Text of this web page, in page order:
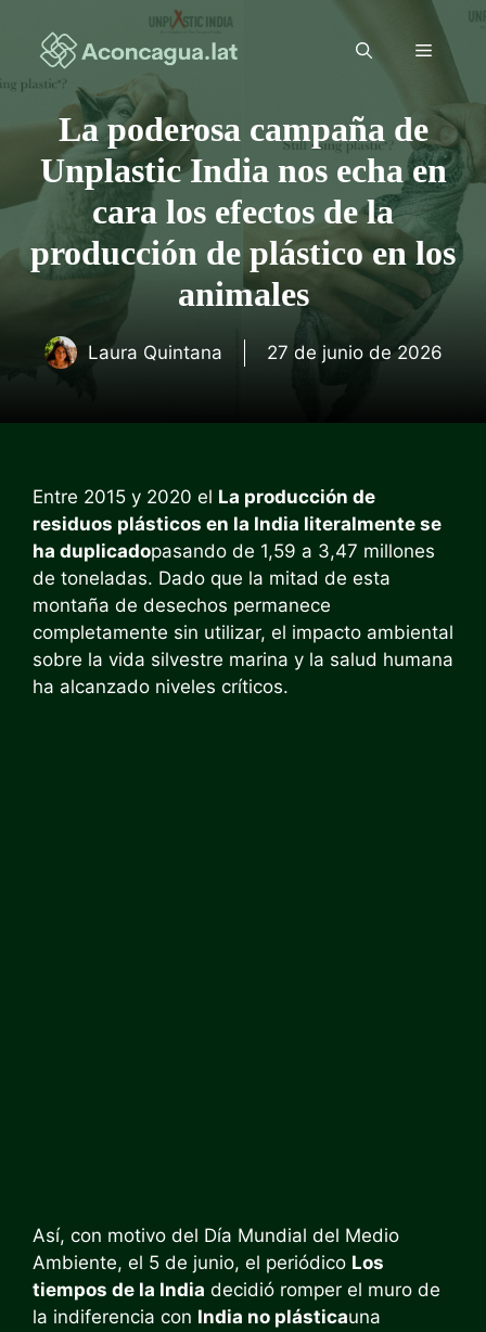
contenido
Menú
La poderosa campaña de
Unplastic India nos echa en
cara los efectos de la
producción de plástico en los
animales
Laura Quintana 27 de junio de 2026
Entre 2015 y 2020 el La producción de
residuos plásticos en la India literalmente se
ha duplicadopasando de 1,59 a 3,47 millones
de toneladas. Dado que la mitad de esta
montaña de desechos permanece
completamente sin utilizar, el impacto ambiental
sobre la vida silvestre marina y la salud humana
ha alcanzado niveles críticos.
Así, con motivo del Día Mundial del Medio
Ambiente, el 5 de junio, el periódico Los
tiempos de la India decidió romper el muro de
la indiferencia con India no plásticauna